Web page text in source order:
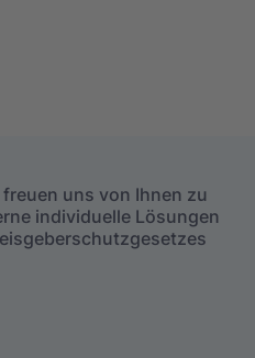
uns von Ihnen zu
individuelle Lösungen